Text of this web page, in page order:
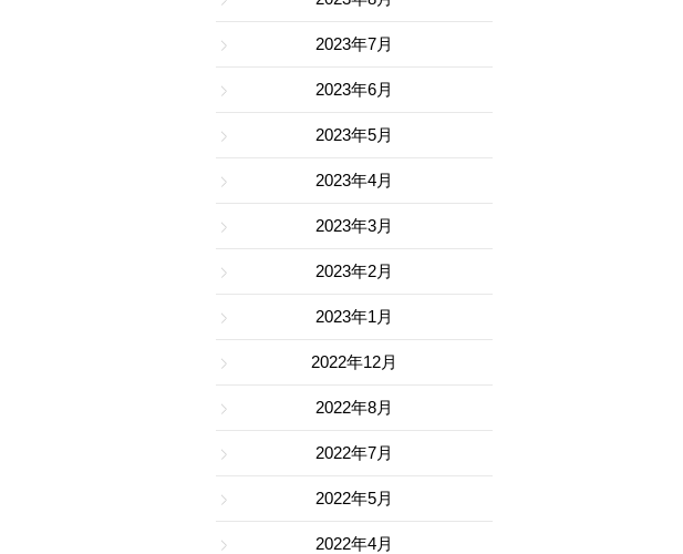
2023年7月
2023年6月
2023年5月
2023年4月
2023年3月
2023年2月
2023年1月
2022年12月
2022年8月
2022年7月
2022年5月
2022年4月